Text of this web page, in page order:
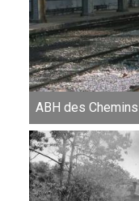
ABH des